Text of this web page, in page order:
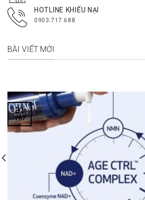
HOTLINE KHIẾU NẠI
0903.717.688
BÀI VIẾT MỚI
31
Th7